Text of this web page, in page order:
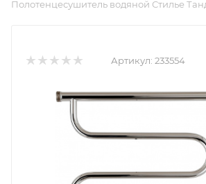
Полотенцесушитель водяной Стилье
Артикул: 233554